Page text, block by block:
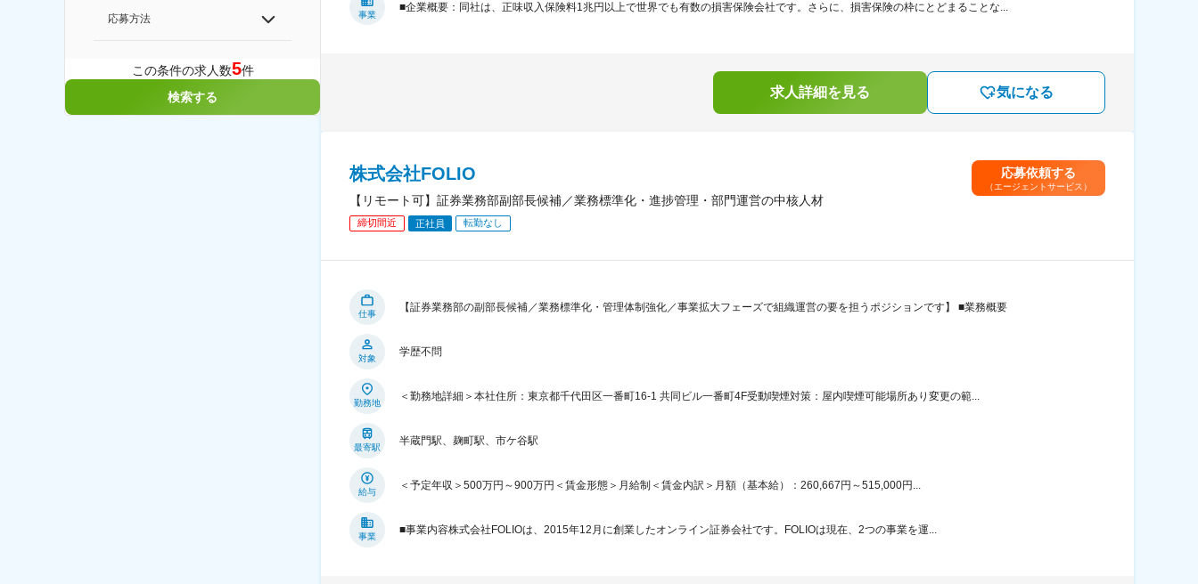
応募方法
この条件の求人数5件
検索する
事業
■企業概要：同社は、正味収入保険料1兆円以上で世界でも有数の損害保険会社です。さらに、損害保険の枠にとどまることな...
求人詳細を見る 気になる
株式会社FOLIO
【リモート可】証券業務部副部長候補／業務標準化・進捗管理・部門運営の中核人材
締切間近 正社員 転勤なし
応募依頼する
（エージェントサービス）
仕事
【証券業務部の副部長候補／業務標準化・管理体制強化／事業拡大フェーズで組織運営の要を担うポジションです】 ■業務概要
対象
学歴不問
勤務地
＜勤務地詳細＞本社住所：東京都千代田区一番町16-1 共同ビル一番町4F受動喫煙対策：屋内喫煙可能場所あり変更の範...
最寄駅
半蔵門駅、麹町駅、市ケ谷駅
給与
＜予定年収＞500万円～900万円＜賃金形態＞月給制＜賃金内訳＞月額（基本給）：260,667円～515,000円...
事業
■事業内容株式会社FOLIOは、2015年12月に創業したオンライン証券会社です。FOLIOは現在、2つの事業を運...